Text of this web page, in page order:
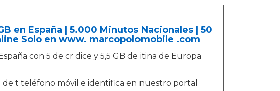
en España | 5.000 Minutos Nacionales | 50
Solo en www. marcopolomobile .com
con 5 de cr dice y 5,5 GB de itina de Europa
t teléfono móvil e identifica en nuestro portal